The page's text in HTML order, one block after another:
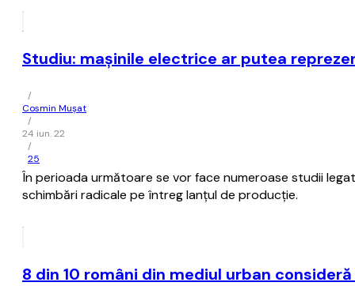
Studiu: maşinile electrice ar putea
/
Cosmin Mușat
/
24 iun. 22
/
25
În perioada următoare se vor face numeroase studii
schimbări radicale pe întreg lanţul de producţie.
8 din 10 români din mediul urban